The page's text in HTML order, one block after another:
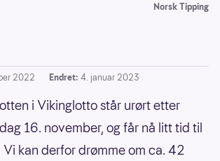
Norsk Tipping
2022 Endret: 4. januar 2023
i Vikinglotto står urørt etter
16. november, og får nå litt tid til
Vi kan derfor drømme om ca. 42